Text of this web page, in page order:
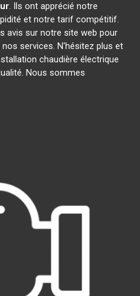
. Ils ont apprécié notre
et notre tarif compétitif.
avis sur notre site web pour
services. N'hésitez plus et
chaudière électrique
Nous sommes